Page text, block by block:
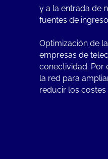
y a la entrada de
fuentes de
Optimización de
empresas de
conectividad. Por
la red para
reducir los costes